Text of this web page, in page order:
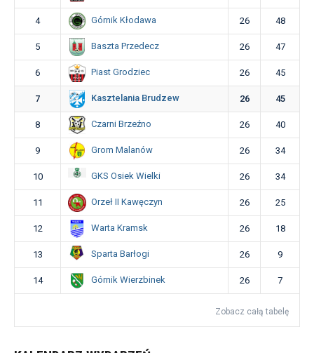
4 Górnik Kłodawa 26 48
5 Baszta Przedecz 26 47
6 Piast Grodziec 26 45
7 Kasztelania Brudzew 26 45
8 Czarni Brzeźno 26 40
9 Grom Malanów 26 34
10 GKS Osiek Wielki 26 34
11 Orzeł II Kawęczyn 26 25
12 Warta Kramsk 26 18
13 Sparta Barłogi 26 9
14 Górnik Wierzbinek 26 7
Zobacz całą tabelę